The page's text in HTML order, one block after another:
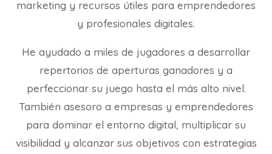
marketing y recursos útiles para emprendedores
y profesionales digitales.
He ayudado a miles de jugadores a desarrollar
repertorios de aperturas ganadores y a
perfeccionar su juego hasta el más alto nivel.
También asesoro a empresas y emprendedores
para dominar el entorno digital, multiplicar su
visibilidad y alcanzar sus objetivos con estrategias